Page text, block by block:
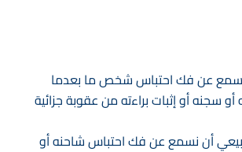
نسمع عن فك احتباس شخص ما بعدما
سجنه أو إثبات براءته من عقوبة جزائية
أن نسمع عن فك احتباس شاحنه أو